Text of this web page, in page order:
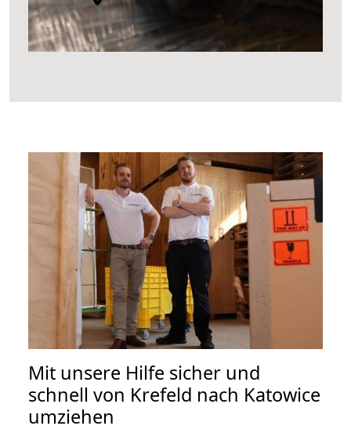
Mit unsere Hilfe sicher und
schnell von Krefeld nach Katowice
umziehen